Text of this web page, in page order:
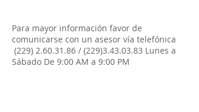
Para mayor información favor de
comunicarse con un asesor vía telefónica
(229) 2.60.31.86 / (229)3.43.03.83 Lunes a
Sábado De 9:00 AM a 9:00 PM